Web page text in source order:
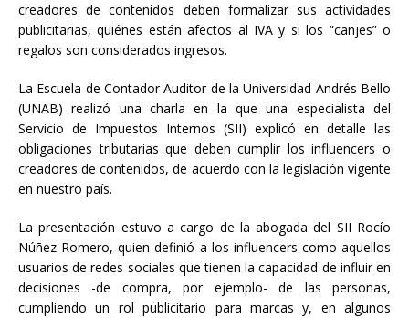
creadores de contenidos deben formalizar sus actividades
publicitarias, quiénes están afectos al IVA y si los “canjes” o
regalos son considerados ingresos.
La Escuela de Contador Auditor de la Universidad Andrés Bello
(UNAB) realizó una charla en la que una especialista del
Servicio de Impuestos Internos (SII) explicó en detalle las
obligaciones tributarias que deben cumplir los influencers o
creadores de contenidos, de acuerdo con la legislación vigente
en nuestro país.
La presentación estuvo a cargo de la abogada del SII Rocío
Núñez Romero, quien definió a los influencers como aquellos
usuarios de redes sociales que tienen la capacidad de influir en
decisiones -de compra, por ejemplo- de las personas,
cumpliendo un rol publicitario para marcas y, en algunos